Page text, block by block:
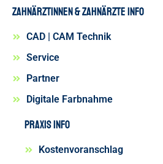
Zahnärztinnen & Zahnärzte INFO
CAD | CAM Technik
Service
Partner
Digitale Farbnahme
Praxis INFO
Kostenvoranschlag